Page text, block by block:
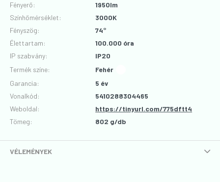
Fényerő:
1950lm
Színhőmérséklet:
3000K
Fényszög:
74°
Élettartam:
100.000 óra
IP szabvány:
IP20
Termék színe:
Fehér
Garancia:
5 év
Vonalkód:
5410288304465
Weboldal:
https://tinyurl.com/775dftt4
Tömeg:
802 g/db
VÉLEMÉNYEK